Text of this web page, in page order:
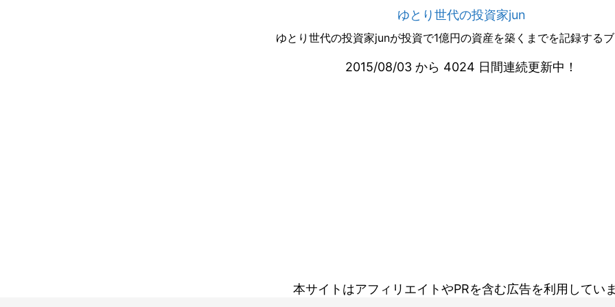
ゆとり世代の投資家jun
ゆとり世代の投資家junが投資で1億円の資産を築くまでを記録するブ
2015/08/03 から 4024 日間連続更新中！
本サイトはアフィリエイトやPRを含む広告を利用してい